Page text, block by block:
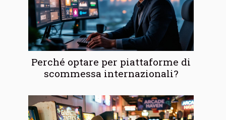
Perché optare per piattaforme di
scommessa internazionali?